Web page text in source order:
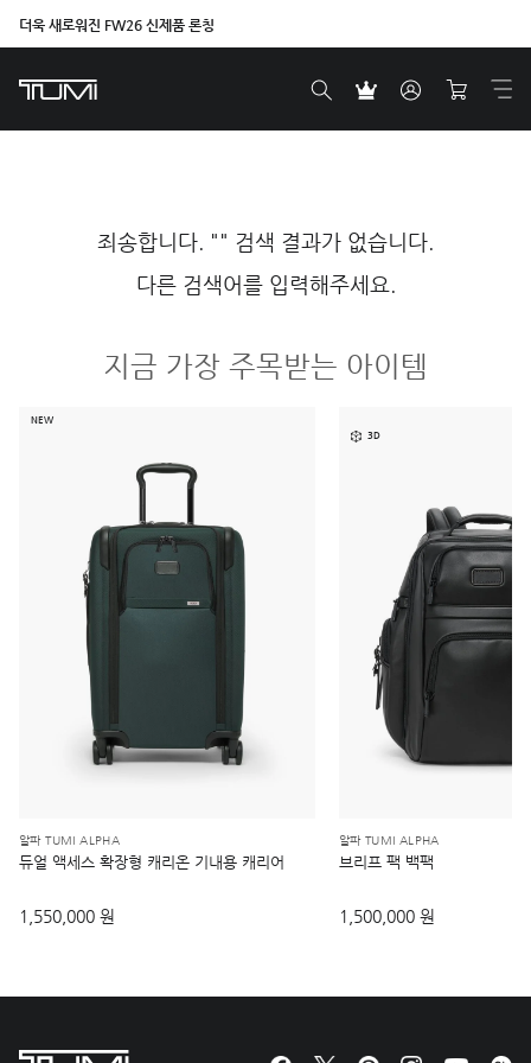
더욱 새로워진 FW26 신제품 론칭
죄송합니다. "" 검색 결과가 없습니다.
다른 검색어를 입력해주세요.
지금 가장 주목받는 아이템
NEW
알파 TUMI ALPHA
듀얼 액세스 확장형 캐리온 기내용 캐리어
1,550,000 원
3D
알파 TUMI ALPHA
브리프 팩 백팩
1,500,000 원